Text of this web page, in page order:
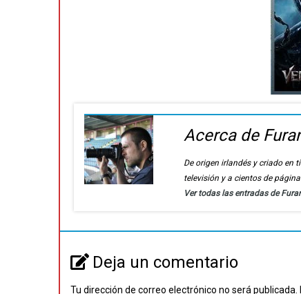
Acerca de
De origen irlandés y criado en
televisión y a cientos de
Ver todas las entradas de
Deja un comentario
Tu dirección de correo electrónico no será publicada.